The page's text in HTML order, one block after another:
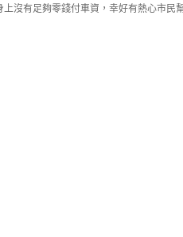
沒有足夠零錢付車資，幸好有熱心市民